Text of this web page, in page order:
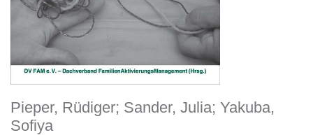
Pieper, Rüdiger; Sander, Julia; Yakuba,
Sofiya